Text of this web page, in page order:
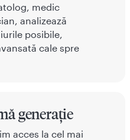
medic
analizează
posibile,
cale spre
generație
acces la cel mai